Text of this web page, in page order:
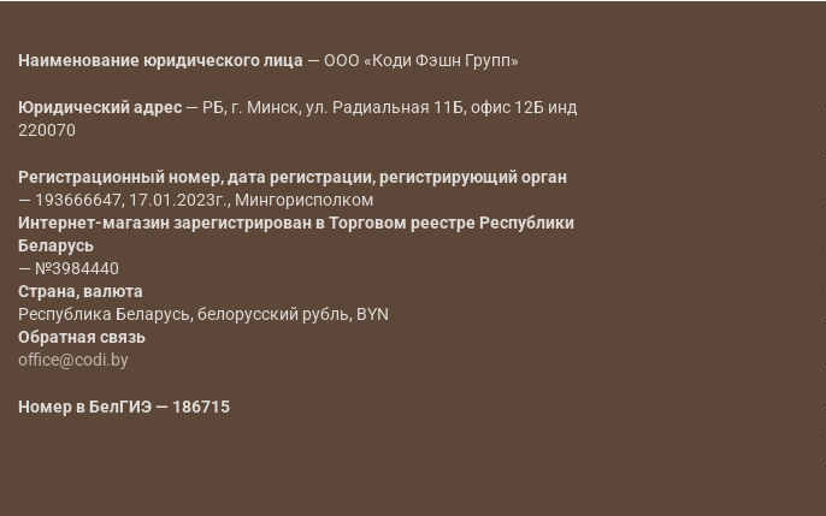
Наименование юридического лица — ООО «Коди Фэшн Групп»
Юридический адрес — РБ, г. Минск, ул. Радиальная 11Б, офис 12Б инд
220070
Регистрационный номер, дата регистрации, регистрирующий орган
— 193666647, 17.01.2023г., Мингорисполком
Интернет-магазин зарегистрирован в Торговом реестре Республики
Беларусь
— №3984440
Страна, валюта
Республика Беларусь, белорусский рубль, BYN
Обратная связь
office@codi.by
Номер в БелГИЭ — 186715